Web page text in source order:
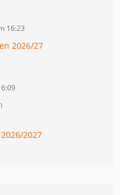
16:23
2026/27
2027